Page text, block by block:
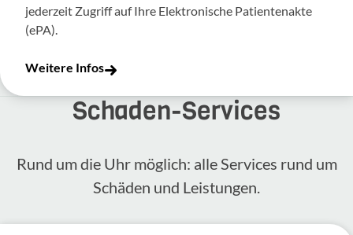
jederzeit Zugriff auf Ihre Elektronische Patientenakte
(ePA).
Weitere Infos
Schaden-​Services
Rund um die Uhr möglich: alle Services rund um
Schäden und Leis­tungen.